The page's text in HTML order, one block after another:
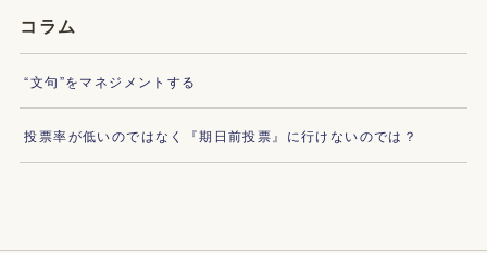
コラム
“文句”をマネジメントする
投票率が低いのではなく『期日前投票』に行けないのでは？